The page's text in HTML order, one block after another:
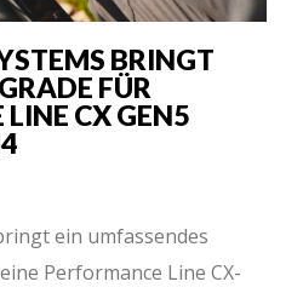
BRINGT
FÜR
CX GEN5
ein umfassendes
Performance Line CX-